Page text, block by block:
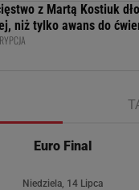
z Martą Kostiuk
niż tylko awans do
Euro Final
Niedziela, 14 Lipca